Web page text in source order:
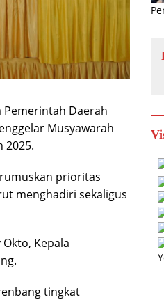
Pemerintah Daerah
Musyawarah
2025.
prioritas
menghadiri sekaligus
Kepala
tingkat